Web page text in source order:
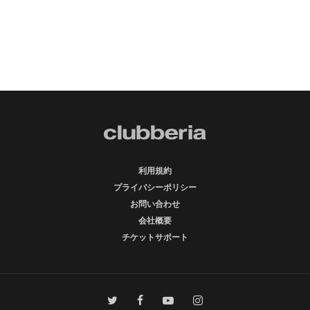
利用規約
プライバシーポリシー
お問い合わせ
会社概要
チケットサポート